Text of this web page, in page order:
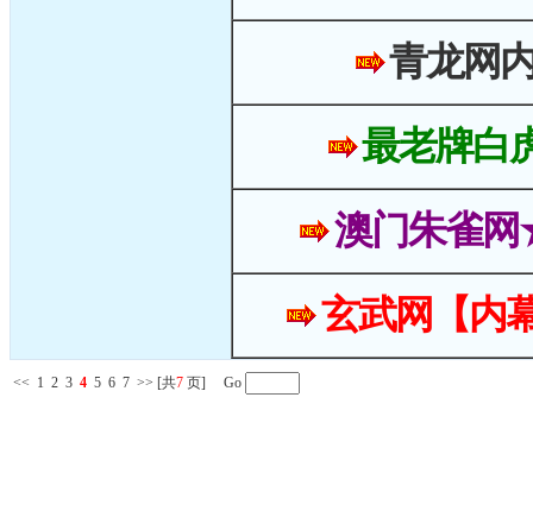
青龙网
最老牌白
澳门朱雀
玄武网【内
<< 1 2 3 4 5 6 7 >> [共7 页] Go